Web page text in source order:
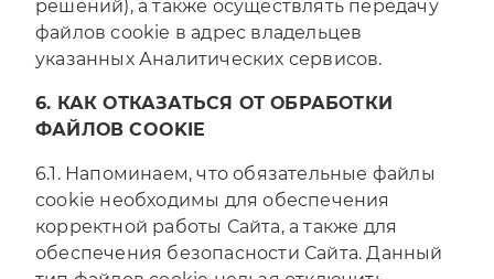
решений), а также осуществлять передачу
файлов cookie в адрес владельцев
указанных Аналитических сервисов.
6. КАК ОТКАЗАТЬСЯ ОТ ОБРАБОТКИ
ФАЙЛОВ COOKIE
6.1. Напоминаем, что обязательные файлы
cookie необходимы для обеспечения
корректной работы Сайта, а также для
обеспечения безопасности Сайта. Данный